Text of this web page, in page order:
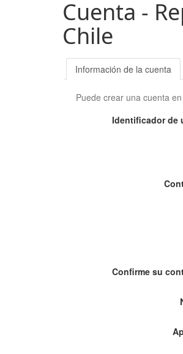
Cuenta -
Chile
Información de la cuenta
Puede crear una cuenta
Identificador de
Confirme su